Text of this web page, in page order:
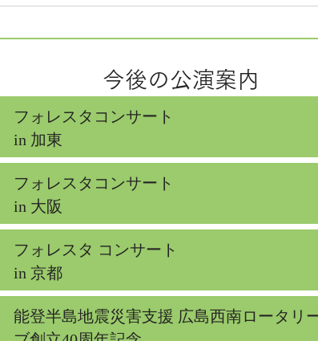
今後の公演案内
フォレスタコンサート
in 加東
フォレスタコンサート
in 大阪
フォレスタ コンサート
in 京都
能登半島地震災害支援 広島西南ロータリ